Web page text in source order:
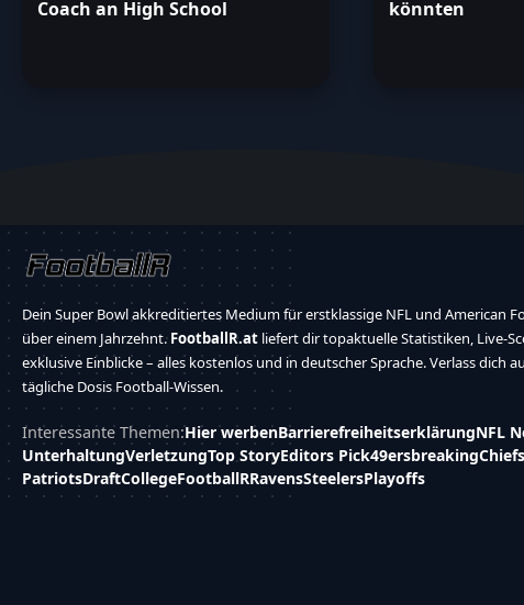
Coach an High School
könnten
Dein Super Bowl akkreditiertes Medium für erstklassige NFL und American
über einem Jahrzehnt.FootballR.at liefert dir topaktuelle Statistiken, Live-
exklusive Einblicke – alles kostenlos und in deutscher Sprache. Verlass dich
tägliche Dosis Football-Wissen.
Interessante Themen:Hier werbenBarrierefreiheitserklärungNFL
UnterhaltungVerletzungTop StoryEditors Pick49ersbreakingChiefs
PatriotsDraftCollegeFootballRRavensSteelersPlayoffs